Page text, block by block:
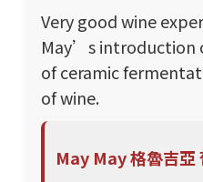
Very good wine
May’s introduction
of ceramic
of wine.
May May 格魯吉亞